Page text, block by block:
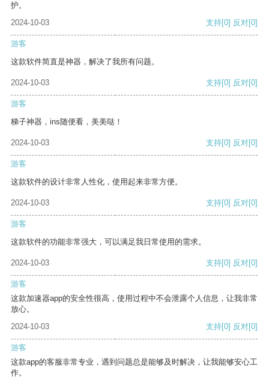
护。
2024-10-03
支持[0] 反对[0]
游客
这款软件简直是神器，解决了我所有问题。
2024-10-03 支持[0] 反对[0]
游客
梯子神器，ins随便看，美美哒！
2024-10-03 支持[0] 反对[0]
游客
这款软件的设计非常人性化，使用起来非常方便。
2024-10-03 支持[0] 反对[0]
游客
这款软件的功能非常强大，可以满足我日常使用的需求。
2024-10-03 支持[0] 反对[0]
游客
这款加速器app的安全性很高，使用过程中不会泄露个人信息，让我非常
放心。
2024-10-03
支持[0] 反对[0]
游客
这款app的客服非常专业，遇到问题总是能够及时解决，让我能够安心工
作。